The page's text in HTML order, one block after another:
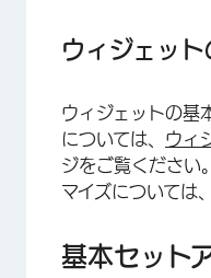
ウィジェッ
ウィジェットの基
については、 ウィ
ジをご覧ください
マイズについては
基本セット